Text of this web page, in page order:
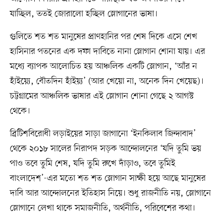
যাচ্ছিল, ততই জোরালো হচ্ছিল স্লোগানের ভাষা।
গুলিতে শত শত মানুষের প্রাণহানির পর শেষ দিকে এসে শেখ
হাসিনার পতনের এক দফা দাবিতে নানা স্লোগান শোনা যায়। এর
মধ্যে ব্যাপক আলোচিত হয় আঞ্চলিক একটি স্লোগান, ‘আঁর ন
হাঁইয়্যে, বৌতদিন হাঁইয়্য’ (আর খেয়ো না, অনেক দিন খেয়েছ)।
চট্টগ্রামের আঞ্চলিক ভাষার এই স্লোগান শোনা গেছে ২ আগস্ট
থেকে।
ব্রিটিশবিরোধী লড়াইয়ের সাড়া জাগানো ‘ইনকিলাব জিন্দাবাদ’
থেকে ২০১৮ সালের নিরাপদ সড়ক আন্দোলনের ‘যদি তুমি ভয়
পাও তবে তুমি শেষ, যদি তুমি রুখে দাঁড়াও, তবে তুমিই
বাংলাদেশ’-এর মতো শত শত স্লোগান সাক্ষী হয়ে আছে মানুষের
দাবি আর আন্দোলনের ইতিহাস নিয়ে। শুধু রাজনীতি নয়, স্লোগানে
স্লোগানে লেখা থাকে সমাজনীতি, অর্থনীতি, পরিবেশের কথা।